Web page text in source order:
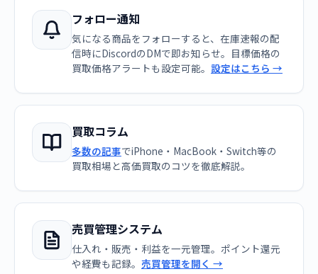
フォロー通知
気になる商品をフォローすると、在庫速報の配
信時にDiscordのDMで即お知らせ。目標価格の
買取価格アラートも設定可能。 設定はこちら →
買取コラム
多数の記事でiPhone・MacBook・Switch等の
買取相場と高価買取のコツを徹底解説。
売買管理システム
仕入れ・販売・利益を一元管理。ポイント還元
や経費も記録。 売買管理を開く →